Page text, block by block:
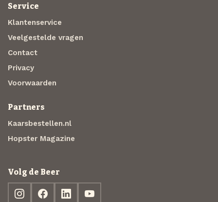
Service
Klantenservice
Veelgestelde vragen
Contact
Privacy
Voorwaarden
Partners
Kaarsbestellen.nl
Hopster Magazine
Volg de Beer